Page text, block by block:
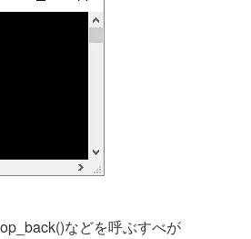
などを呼ぶすべが